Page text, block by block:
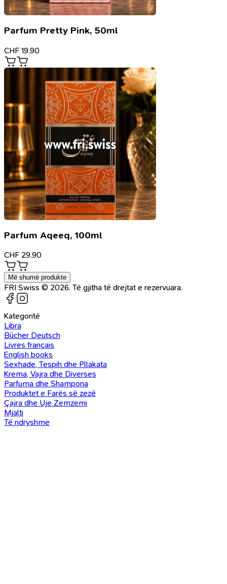
Parfum Pretty Pink, 50ml
CHF 19.90
Parfum Aqeeq, 100ml
CHF 29.90
Më shumë produkte
FRI Swiss © 2026. Të gjitha të drejtat e rezervuara.
Kategoritë
Libra
Bücher Deutsch
Livres français
English books
Sexhade, Tespih dhe Pllakata
Krema, Vajra dhe Diverses
Parfuma dhe Shampona
Produktet e Farës së zezë
Çajra dhe Uje Zemzemi
Mjalti
Të ndryshme